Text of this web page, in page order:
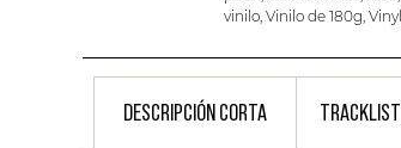
vinilo, Vinilo de 180g, Vinyl
DESCRIPCIÓN CORTA TRACKLIST